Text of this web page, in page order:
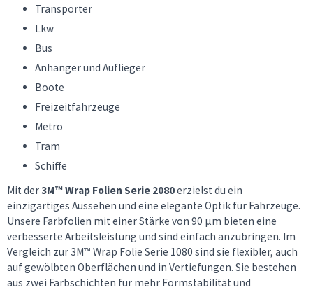
Transporter
Lkw
Bus
Anhänger und Auflieger
Boote
Freizeitfahrzeuge
Metro
Tram
Schiffe
Mit der3M™ Wrap Folien Serie 2080erzielst du ein
einzigartiges Aussehen und eine elegante Optik für Fahrzeuge.
Unsere Farbfolien mit einer Stärke von 90 μm bieten eine
verbesserte Arbeitsleistung und sind einfach anzubringen. Im
Vergleich zur 3M™ Wrap Folie Serie 1080 sind sie flexibler, auch
auf gewölbten Oberflächen und in Vertiefungen. Sie bestehen
aus zwei Farbschichten für mehr Formstabilität und